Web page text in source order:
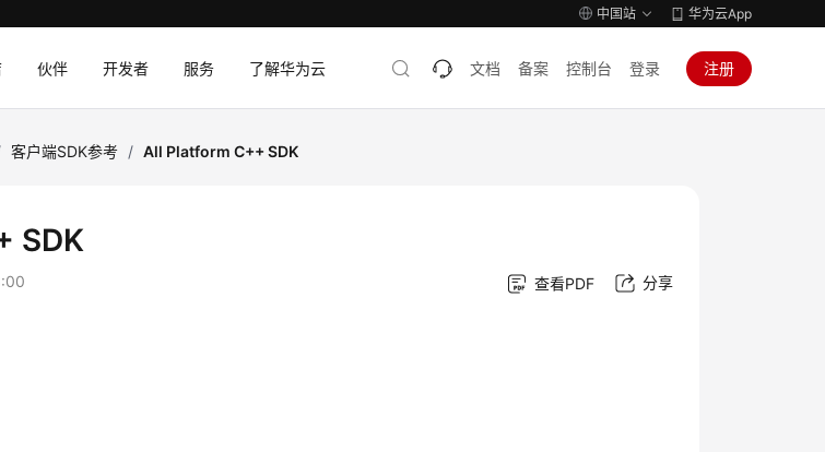
中国站 华为云App
伙伴 开发者 服务 了解华为云 文档 备案 控制台 登录 注册
客户端SDK参考 / All Platform C++ SDK
SDK
查看PDF 分享